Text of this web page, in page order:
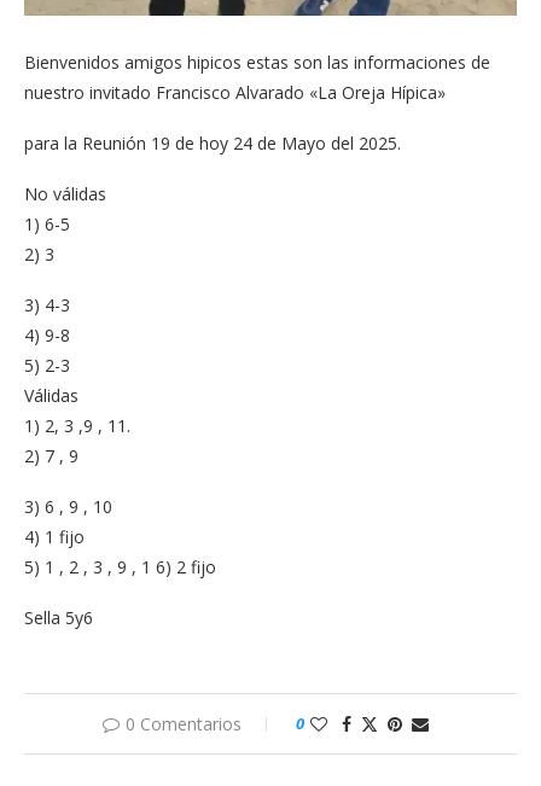
Bienvenidos amigos hipicos estas son las informaciones de
nuestro invitado Francisco Alvarado «La Oreja Hípica»
para la Reunión 19 de hoy 24 de Mayo del 2025.
No válidas
1) 6-5
2) 3
3) 4-3
4) 9-8
5) 2-3
Válidas
1) 2, 3 ,9 , 11.
2) 7 , 9
3) 6 , 9 , 10
4) 1 fijo
5) 1 , 2 , 3 , 9 , 1 6) 2 fijo
Sella 5y6
0 Comentarios 0